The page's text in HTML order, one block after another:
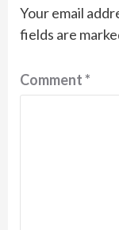
Your email
fields are
Comment*